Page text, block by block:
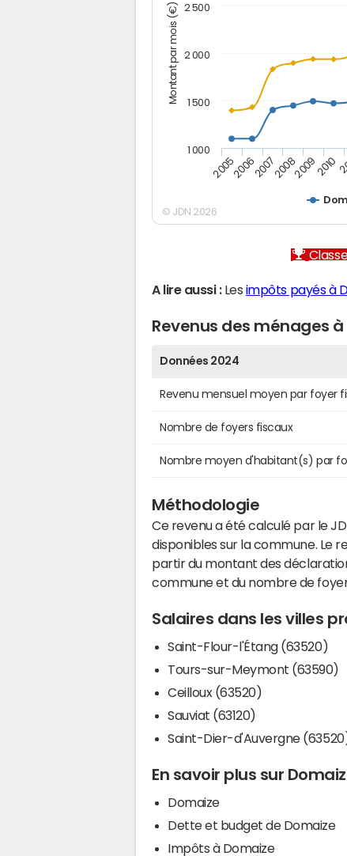
Montant par mois (€)
200520062007200820092010
1 000
1 500
2 000
2 500
© JDN 2026
A lire aussi :Les impôts payés à
Revenus des ménages
Données 2024
Revenu mensuel moyen par foyer
Nombre de foyers fiscaux
Nombre moyen d'habitant(s) par
Méthodologie
Ce revenu a été calculé par le
disponibles sur la commune. Le
partir du montant des
commune et du nombre de
Salaires dans les villes
Saint-Flour-l'Étang (63520)
Tours-sur-Meymont (63590)
Ceilloux (63520)
Sauviat (63120)
Saint-Dier-d'Auvergne
En savoir plus sur
Domaize
Dette et budget de Domaize
Impôts à Domaize